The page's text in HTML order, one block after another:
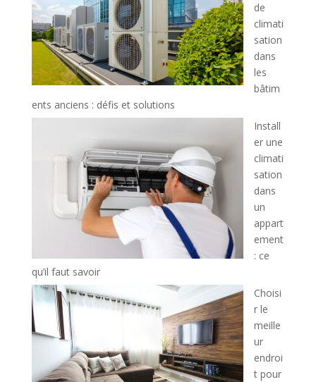
de
climati
sation
dans
les
bâtim
ents anciens : défis et solutions
Install
er une
climati
sation
dans
un
appart
ement
: ce
qu’il faut savoir
Choisi
r le
meille
ur
endroi
t pour